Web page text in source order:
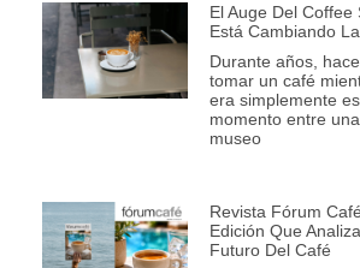
El Auge Del Coffee
Está Cambiando
Durante años,
tomar un café
era simplemente
momento entre
museo
Revista Fórum
Edición Que
Futuro Del Café